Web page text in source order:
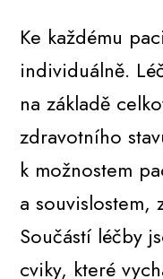
Ke každému
individuálně.
na základě
zdravotního
k možnostem
a souvislostem,
Součástí léčby
cviky, které